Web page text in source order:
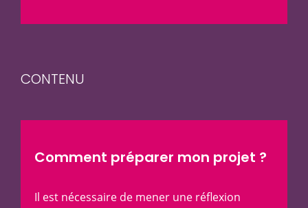
CONTENU
Comment préparer mon projet ?
Il est nécessaire de mener une réflexion